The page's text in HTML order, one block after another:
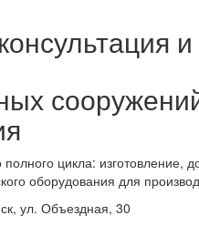
цикла: изготовление,
оборудования для
ул. Объездная, 30